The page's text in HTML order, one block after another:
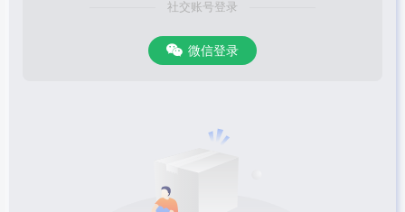
社交账号登录
微信登录